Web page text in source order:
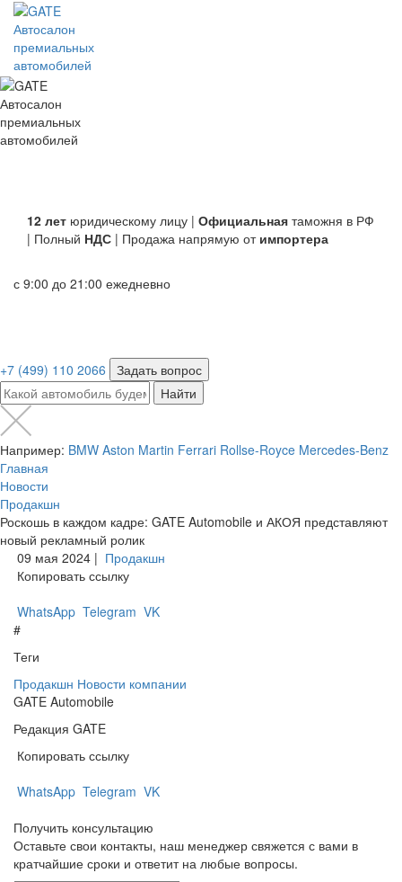
Автосалон
премиальных
автомобилей
Автосалон
премиальных
автомобилей
12 лет юридическому лицу | Официальная таможня в РФ
| Полный НДС | Продажа напрямую от импортера
с 9:00 до 21:00 ежедневно
+7 (499) 110 2066
Задать вопрос
Найти
Например: BMW Aston Martin Ferrari Rollse-Royce Mercedes-Benz
Главная
Новости
Продакшн
Роскошь в каждом кадре: GATE Automobile и АКОЯ представляют
новый рекламный ролик
09 мая 2024 | Продакшн
Копировать ссылку
WhatsApp Telegram VK
#
Теги
Продакшн Новости компании
GATE Automobile
Редакция GATE
Копировать ссылку
WhatsApp Telegram VK
Получить консультацию
Оставьте свои контакты, наш менеджер свяжется с вами в
кратчайшие сроки и ответит на любые вопросы.